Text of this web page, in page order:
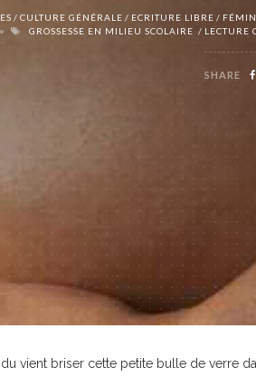
CULTURE GÉNÉRALE ECRITURE LIBRE
GROSSESSE EN MILIEU SCOLAIRE
LECTURE
SHARE
vient briser cette petite bulle de verre